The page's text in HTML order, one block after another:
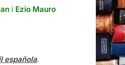
i Ezio Mauro
española.